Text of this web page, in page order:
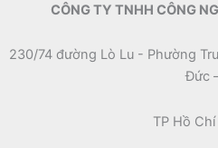
CÔNG TY TNHH CÔNG
230/74 đường Lò Lu - Phường
Đức
TP Hồ